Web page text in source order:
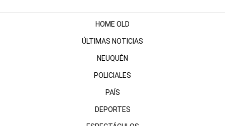
HOME OLD
ÚLTIMAS NOTICIAS
NEUQUÉN
POLICIALES
PAÍS
DEPORTES